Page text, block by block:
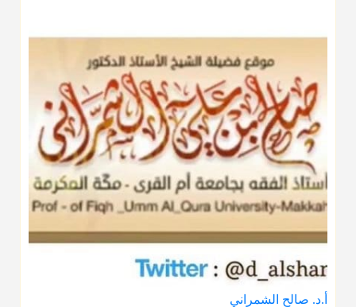
أ.د. صالح الشمراني